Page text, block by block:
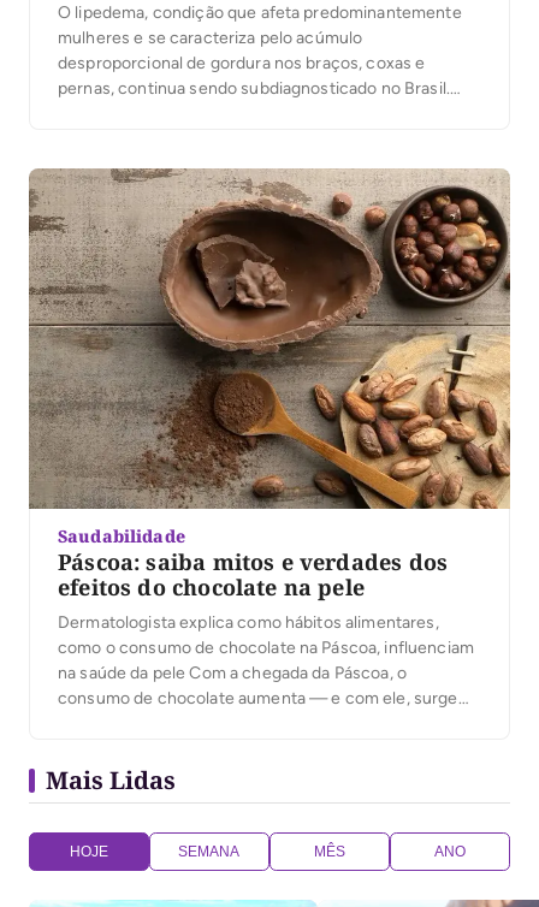
O lipedema, condição que afeta predominantemente
mulheres e se caracteriza pelo acúmulo
desproporcional de gordura nos braços, coxas e
pernas, continua sendo subdiagnosticado no Brasil.
confundindo a condição com obesidade ou problemas
circulatórios. “O lipedema é frequentemente mal
compreendido, tanto por pacientes quanto […]
Saudabilidade
Páscoa: saiba mitos e verdades dos
efeitos do chocolate na pele
Dermatologista explica como hábitos alimentares,
como o consumo de chocolate na Páscoa, influenciam
na saúde da pele Com a chegada da Páscoa, o
consumo de chocolate aumenta — e com ele, surgem
acne ou isso é apenas mais um […]
Mais Lidas
HOJE SEMANA MÊS ANO